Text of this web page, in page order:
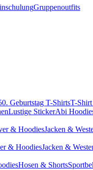
Gruppenoutfits
Geburtstag T-ShirtsT-
Lustige StickerAbi
& HoodiesJacken &
& HoodiesJacken &
Hosen & Shorts